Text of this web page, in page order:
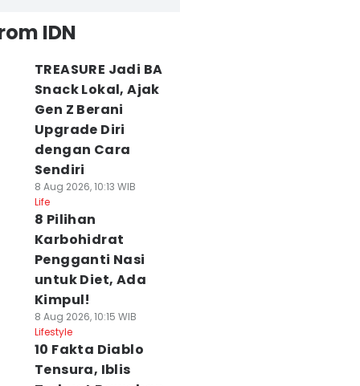
IDN
TREASURE Jadi BA
Snack Lokal, Ajak
Gen Z Berani
Upgrade Diri
dengan Cara
Sendiri
8 Aug 2026, 10:13 WIB
Life
8 Pilihan
Karbohidrat
Pengganti Nasi
untuk Diet, Ada
Kimpul!
8 Aug 2026, 10:15 WIB
Lifestyle
10 Fakta Diablo
Tensura, Iblis